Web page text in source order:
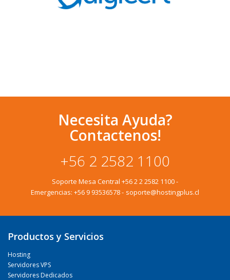
Necesita Ayuda?
Contactenos!
+56 2 2582 1100
Soporte Mesa Central +56 2 2 2582 1100-
Emergencias: +56 9 93536578- soporte@hostingplus.cl
Productos y Servicios
Hosting
Servidores VPS
Servidores Dedicados